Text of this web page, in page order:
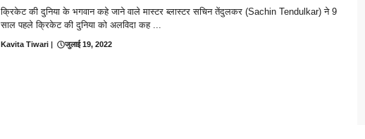
क्रिकेट की दुनिया के भगवान कहे जाने वाले मास्टर ब्लास्टर सचिन तेंदुलकर (Sachin Tendulkar) ने 9
साल पहले क्रिकेट की दुनिया को अलविदा कह ...
Kavita Tiwari | जुलाई 19, 2022